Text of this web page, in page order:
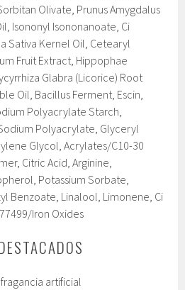
Olivate, Prunus Amygdalus
Isononyl Isononanoate, Ci
Sativa Kernel Oil, Cetearyl
Fruit Extract, Hippophae
Glabra (Licorice) Root
Oil, Bacillus Ferment, Escin,
Polyacrylate Starch,
Polyacrylate, Glyceryl
Glycol, Acrylates/​C10-30
Citric Acid, Arginine,
Potassium Sorbate,
Benzoate, Linalool, Limonene, Ci
​Iron Oxides
artificial